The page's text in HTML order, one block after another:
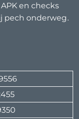
en checks
pech onderweg.